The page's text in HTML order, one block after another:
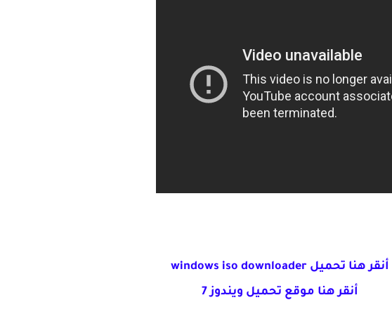
أنقر هنا تحميل windows iso downloader
أنقر هنا موقع تحميل ويندوز 7